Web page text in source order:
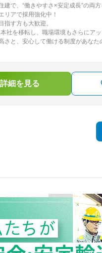
建で、“働きやすさ×安定成長”の両
リアで採用強化中！
指す方も大歓迎。
社を移転し、職場環境もさらにアッ
さと、安心して働ける制度があなた
細を見る